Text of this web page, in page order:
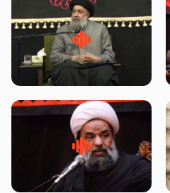
لقب حضرت رقیه سلام الله علیها به
چه معناست – حجت الاسلام علوی
سلام جوانی که امام حسین علیه
السلام خودش جوابش را دادند